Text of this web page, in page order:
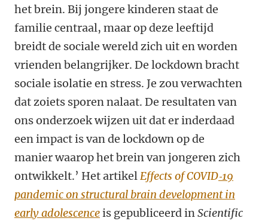
het brein. Bij jongere kinderen staat de
familie centraal, maar op deze leeftijd
breidt de sociale wereld zich uit en worden
vrienden belangrijker. De lockdown bracht
sociale isolatie en stress. Je zou verwachten
dat zoiets sporen nalaat. De resultaten van
ons onderzoek wijzen uit dat er inderdaad
een impact is van de lockdown op de
manier waarop het brein van jongeren zich
ontwikkelt.’ Het artikelEffects of COVID‑19
pandemic on structural brain development in
early adolescenceis gepubliceerd inScientific